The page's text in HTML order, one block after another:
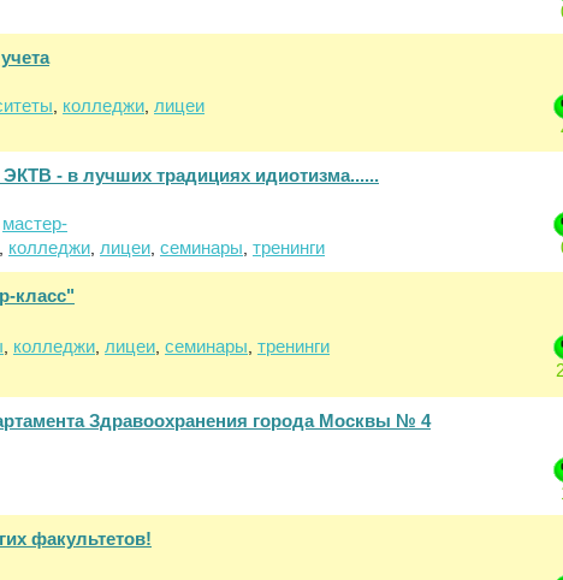
колледжи лицеи
- в лучших традициях идиотизма......
мастер-
колледжи лицеи семинары тренинги
класс"
колледжи лицеи семинары тренинги
Здравоохранения города Москвы № 4
факультетов!